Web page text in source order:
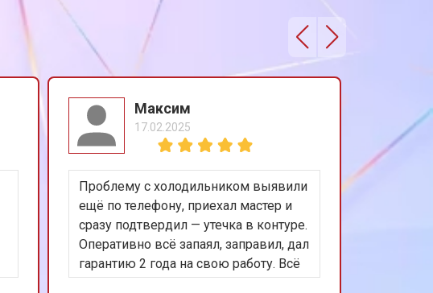
от 1200 ₽
от 1200 ₽ Заказать
от 1100 ₽ Заказать
от 2450 ₽ Заказать
Максим
17.02.2025
Проблему с холодильником выявили
ещё по телефону, приехал мастер и
сразу подтвердил — утечка в контуре.
Оперативно всё запаял, заправил, дал
гарантию 2 года на свою работу. Всё
работает, я доволен. Теперь только